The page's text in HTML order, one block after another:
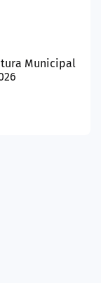
Municipal